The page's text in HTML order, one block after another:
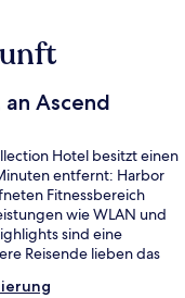
Ascend
Hotel besitzt einen
entfernt: Harbor
Fitnessbereich
wie WLAN und
sind eine
Reisende lieben das